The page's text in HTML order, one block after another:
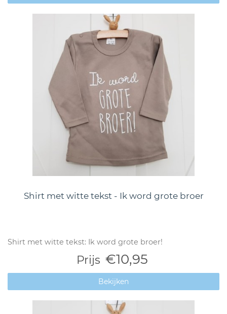
Shirt met witte tekst - Ik word grote broer
Shirt met witte tekst: Ik word grote broer!
Prijs €10,95
Bekijken